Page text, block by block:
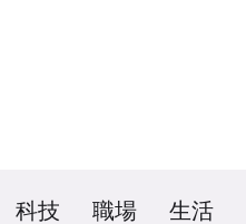
科技 職場 生活